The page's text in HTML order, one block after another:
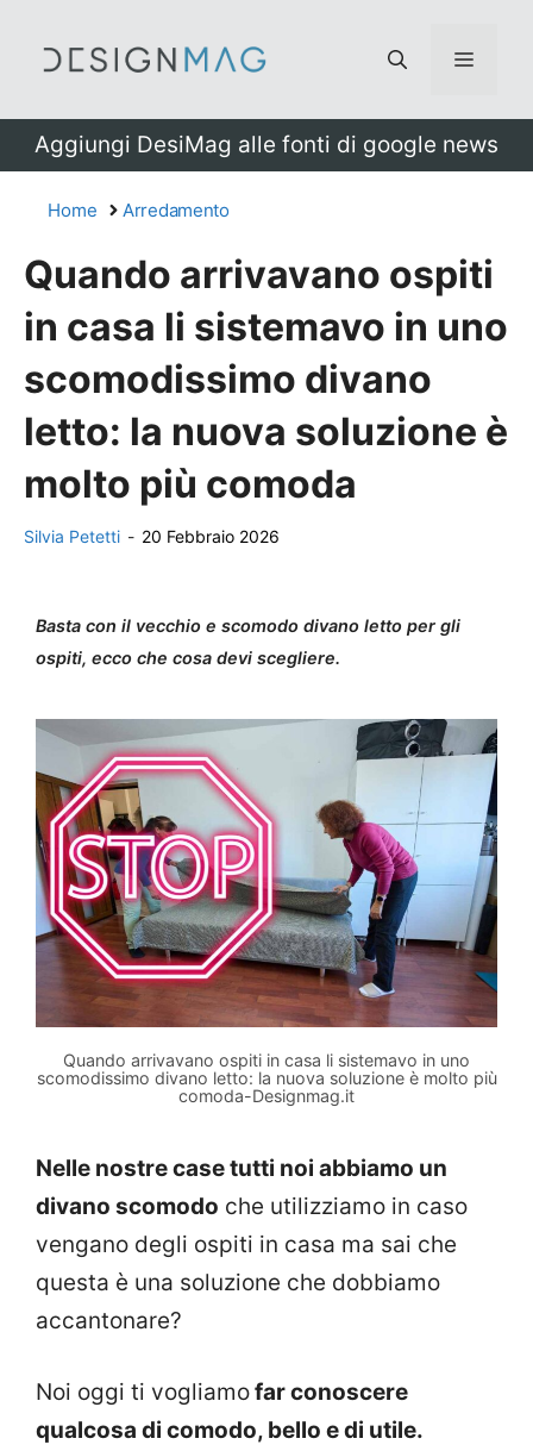
Menu
Aggiungi DesiMag alle fonti di google news
Home Arredamento
Quando arrivavano ospiti
in casa li sistemavo in uno
scomodissimo divano
letto: la nuova soluzione è
molto più comoda
Silvia Petetti - 20 Febbraio 2026
Basta con il vecchio e scomodo divano letto per gli
ospiti, ecco che cosa devi scegliere.
Quando arrivavano ospiti in casa li sistemavo in uno
scomodissimo divano letto: la nuova soluzione è molto più
comoda-Designmag.it
Nelle nostre case tutti noi abbiamo un
divano scomodo che utilizziamo in caso
vengano degli ospiti in casa ma sai che
questa è una soluzione che dobbiamo
accantonare?
Noi oggi ti vogliamofar conoscere
qualcosa di comodo, bello e di utile.